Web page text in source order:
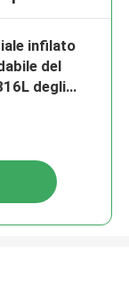
infilato
del
degli